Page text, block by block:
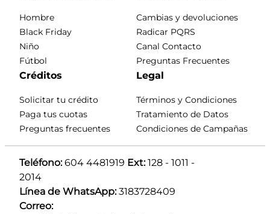
Hombre
Black Friday
Niño
Fútbol
Cambias y devoluciones
Radicar PQRS
Canal Contacto
Preguntas Frecuentes
Créditos
Solicitar tu crédito
Paga tus cuotas
Preguntas frecuentes
Legal
Términos y Condiciones
Tratamiento de Datos
Condiciones de Campañas
Teléfono: 604 4481919 Ext: 128 - 1011 -
2014
Línea de WhatsApp: 3183728409
Correo: